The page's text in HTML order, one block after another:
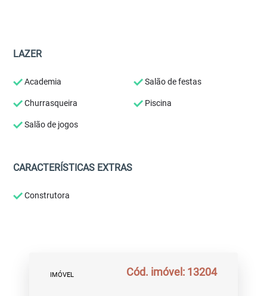
LAZER
Academia Salão de festas
Churrasqueira Piscina
Salão de jogos
CARACTERÍSTICAS EXTRAS
Construtora
IMÓVEL Cód. imóvel: 13204